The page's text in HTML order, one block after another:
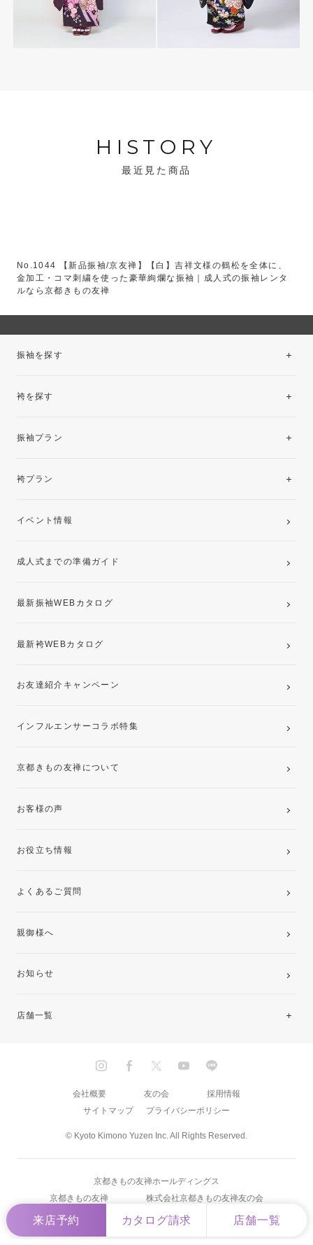
HISTORY
最近見た商品
No.1044 【新品振袖/京友禅】【白】吉祥文様の鶴松を全体に、
金加工・コマ刺繍を使った豪華絢爛な振袖｜成人式の振袖レンタ
ルなら京都きもの友禅
来店予約 カタログ請求 店舗一覧
振袖を探す
袴を探す
振袖プラン
レンタルプラン
袴プラン
卒業袴レンタルプラン
イベント情報
成人式までの準備ガイド
最新振袖WEBカタログ
最新袴WEBカタログ
お友達紹介キャンペーン
インフルエンサーコラボ特集
京都きもの友禅について
お客様の声
お役立ち情報
よくあるご質問
親御様へ
お知らせ
店舗一覧
九州
© Kyoto Kimono Yuzen Inc. All Rights Reserved.
会社概要 友の会
採用情報
サイトマップ
プライバシーポリシー
京都きもの友禅ホールディングス
京都きもの友禅
株式会社京都きもの友禅友の会